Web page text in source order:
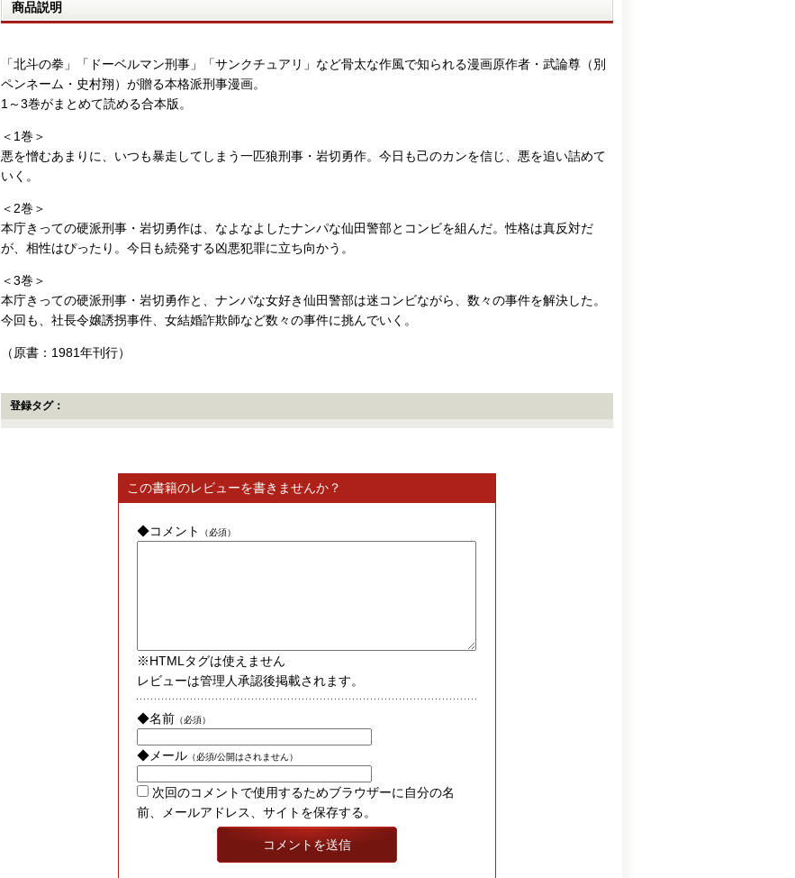
商品説明
「北斗の拳」「ドーベルマン刑事」「サンクチュアリ」など骨太な作風で知られる漫画原作者・武論尊（別
ペンネーム・史村翔）が贈る本格派刑事漫画。
1～3巻がまとめて読める合本版。
＜1巻＞
悪を憎むあまりに、いつも暴走してしまう一匹狼刑事・岩切勇作。今日も己のカンを信じ、悪を追い詰めて
いく。
＜2巻＞
本庁きっての硬派刑事・岩切勇作は、なよなよしたナンパな仙田警部とコンビを組んだ。性格は真反対だ
が、相性はぴったり。今日も続発する凶悪犯罪に立ち向かう。
＜3巻＞
本庁きっての硬派刑事・岩切勇作と、ナンパな女好き仙田警部は迷コンビながら、数々の事件を解決した。
今回も、社長令嬢誘拐事件、女結婚詐欺師など数々の事件に挑んでいく。
（原書：1981年刊行）
登録タグ：
この書籍のレビューを書きませんか？
◆コメント （必須）
※HTMLタグは使えません
レビューは管理人承認後掲載されます。
◆名前 （必須）
◆メール （必須/公開はされません）
次回のコメントで使用するためブラウザーに自分の名
前、メールアドレス、サイトを保存する。